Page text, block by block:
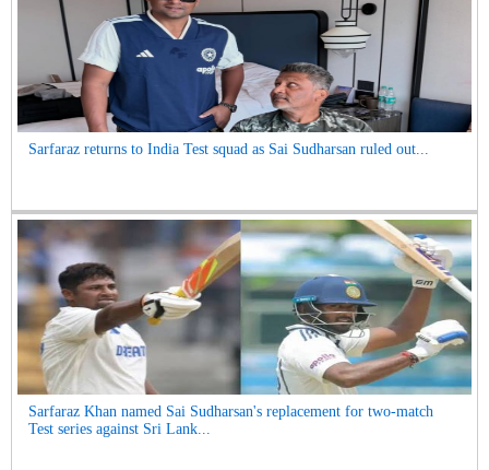
Sarfaraz returns to India Test squad as Sai Sudharsan ruled out...
Sarfaraz Khan named Sai Sudharsan's replacement for two-match
Test series against Sri Lank...